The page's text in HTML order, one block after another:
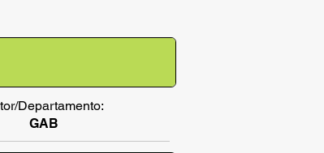
Departamento:
GAB